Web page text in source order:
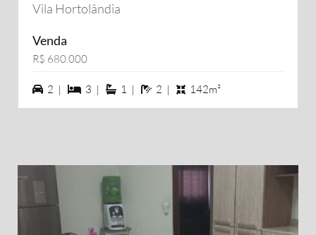
Vila Hortolândia
Venda
R$ 680.000
2 vagas na garagem
2 | 3 dormiórios
3 | 1 suítes
1 | 2 banheiros
2 | 142m²